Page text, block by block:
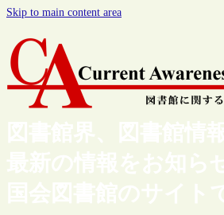
Skip to main content area
図書館界、図書館情
最新の情報をお知ら
国会図書館のサイト